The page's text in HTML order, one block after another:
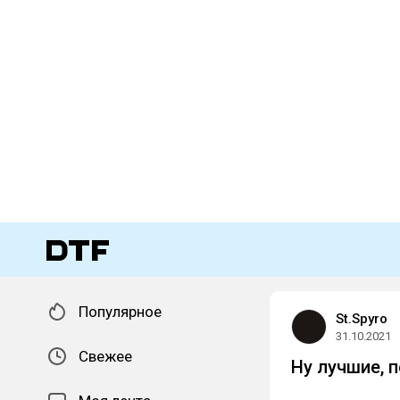
Популярное
Свежее
St.Spyro
31.10.2021
Ну лучшие,